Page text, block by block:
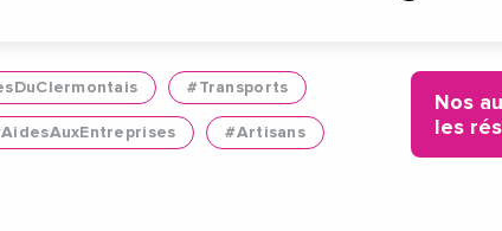
#Transports
#Artisans
Nos
les